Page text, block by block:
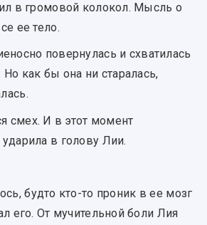
в громовой колокол. Мысль о
ее тело.
повернулась и схватилась
как бы она ни старалась,
смех. И в этот момент
в голову Лии.
будто кто-то проник в ее мозг
его. От мучительной боли Лия